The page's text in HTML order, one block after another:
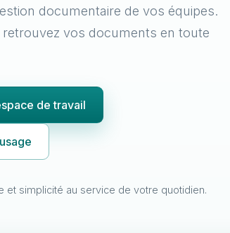
documentaire de vos équipes.
vos documents en toute
de travail
et simplicité au service de votre quotidien.